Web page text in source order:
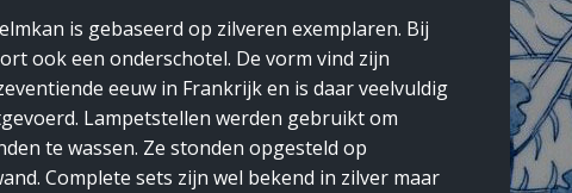
is gebaseerd op zilveren exemplaren. Bij
ook een onderschotel. De vorm vind zijn
eeuw in Frankrijk en is daar veelvuldig
Lampetstellen werden gebruikt om
te wassen. Ze stonden opgesteld op
Complete sets zijn wel bekend in zilver maar